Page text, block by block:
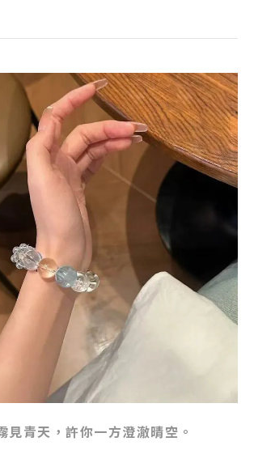
見青天，許你一方澄澈晴空。